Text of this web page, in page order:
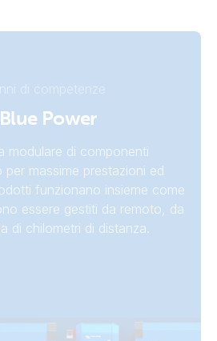
di competenze
Power
modulare di componenti
massime prestazioni ed
funzionano insieme come
essere gestiti da remoto, da
di chilometri di distanza.